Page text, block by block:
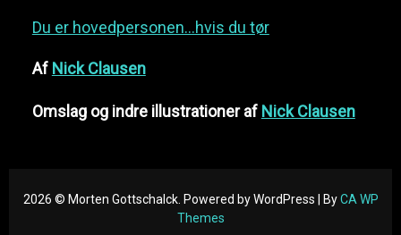
Du er hovedpersonen…hvis du tør
Af Nick Clausen
Omslag og indre illustrationer af Nick Clausen
2026 © Morten Gottschalck. Powered by WordPress | ByCA WP
Themes